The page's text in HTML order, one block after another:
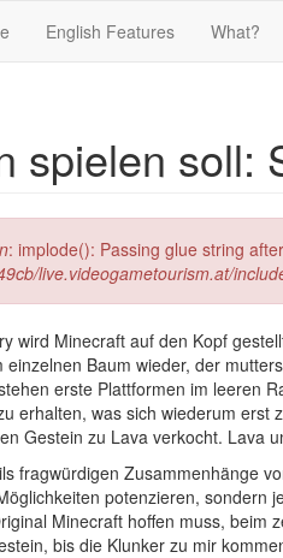
English Features What?
spielen soll:
: implode(): Passing glue string
live.videogametourism.at/
wird Minecraft auf den Kopf
Baum wieder, der
erste Plattformen im leeren
erhalten, was sich wiederum
Gestein zu Lava verkocht. Lava
fragwürdigen Zusammenhänge
potenzieren, sondern
Minecraft hoffen muss, beim
bis die Klunker zu mir